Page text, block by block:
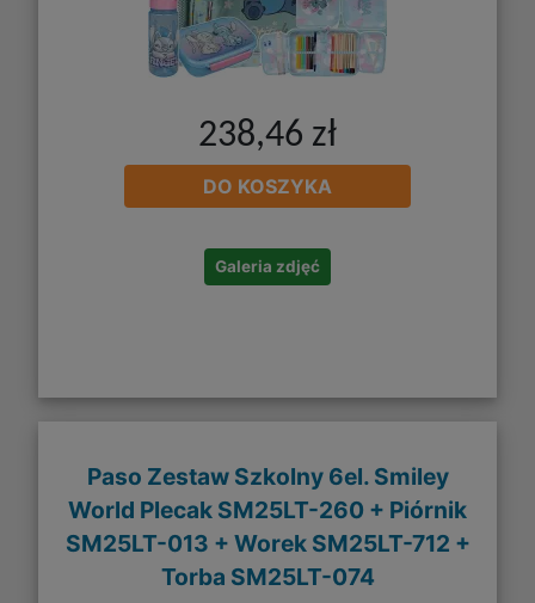
238,46 zł
DO KOSZYKA
Galeria zdjęć
Paso Zestaw Szkolny 6el. Smiley
World Plecak SM25LT-260 + Piórnik
SM25LT-013 + Worek SM25LT-712 +
Torba SM25LT-074